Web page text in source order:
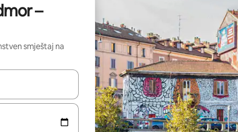
–
smještaj na
da se krećete kroz njih pomoću strelica nagore i nadolje, kao i da ih